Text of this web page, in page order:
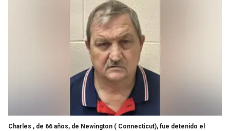
Charles , de 66 años, de Newington ( Connecticut), fue detenido el